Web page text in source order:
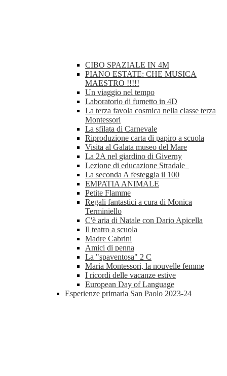
CIBO SPAZIALE IN 4M
PIANO ESTATE: CHE MUSICA
MAESTRO !!!!!
Un viaggio nel tempo
Laboratorio di fumetto in 4D
La terza favola cosmica nella classe terza
Montessori
La sfilata di Carnevale
Riproduzione carta di papiro a scuola
Visita al Galata museo del Mare
La 2A nel giardino di Giverny
Lezione di educazione Stradale
La seconda A festeggia il 100
EMPATIA ANIMALE
Petite Flamme
Regali fantastici a cura di Monica
Terminiello
C'è aria di Natale con Dario Apicella
Il teatro a scuola
Madre Cabrini
Amici di penna
La "spaventosa" 2 C
Maria Montessori, la nouvelle femme
I ricordi delle vacanze estive
European Day of Language
Esperienze primaria San Paolo 2023-24